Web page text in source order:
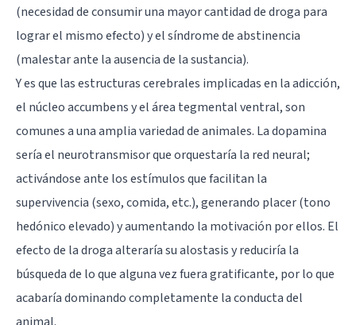
(necesidad de consumir una mayor cantidad de droga para
lograr el mismo efecto) y el síndrome de abstinencia
(malestar ante la ausencia de la sustancia).
Y es que las estructuras cerebrales implicadas en la adicción,
el núcleo accumbens y el área tegmental ventral, son
comunes a una amplia variedad de animales. La dopamina
sería el neurotransmisor que orquestaría la red neural;
activándose ante los estímulos que facilitan la
supervivencia (sexo, comida, etc.), generando placer (tono
hedónico elevado) y aumentando la motivación por ellos. El
efecto de la droga alteraría su alostasis y reduciría la
búsqueda de lo que alguna vez fuera gratificante, por lo que
acabaría dominando completamente la conducta del